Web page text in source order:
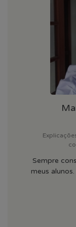
Sempre
meus